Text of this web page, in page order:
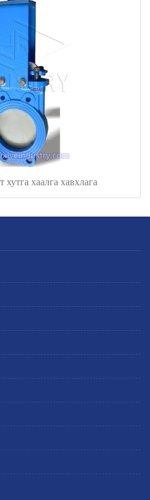
хутга хаалга хавхлага